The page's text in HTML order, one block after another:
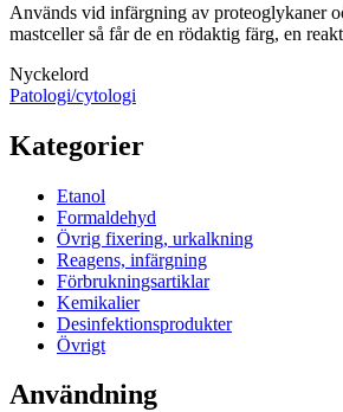
Används vid infärgning av proteoglykaner
mastceller så får de en rödaktig färg, en
Nyckelord
Patologi/cytologi
Kategorier
Etanol
Formaldehyd
Övrig fixering, urkalkning
Reagens, infärgning
Förbrukningsartiklar
Kemikalier
Desinfektionsprodukter
Övrigt
Användning